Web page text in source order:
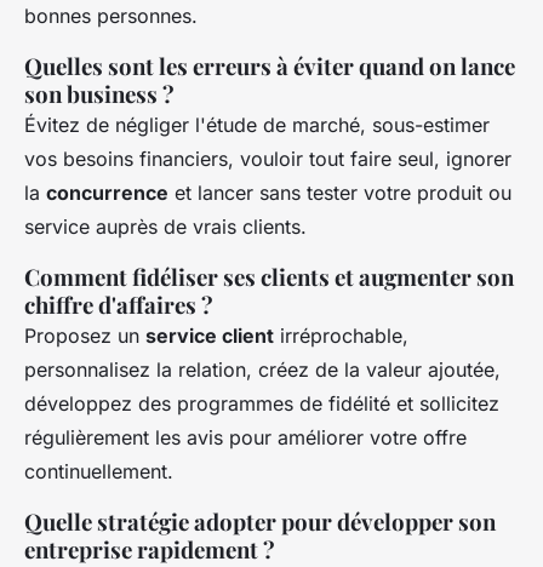
bonnes personnes.
Quelles sont les erreurs à éviter quand on lance
son business ?
Évitez de négliger l'étude de marché, sous-estimer
vos besoins financiers, vouloir tout faire seul, ignorer
la concurrence et lancer sans tester votre produit ou
service auprès de vrais clients.
Comment fidéliser ses clients et augmenter son
chiffre d'affaires ?
Proposez un service client irréprochable,
personnalisez la relation, créez de la valeur ajoutée,
développez des programmes de fidélité et sollicitez
régulièrement les avis pour améliorer votre offre
continuellement.
Quelle stratégie adopter pour développer son
entreprise rapidement ?